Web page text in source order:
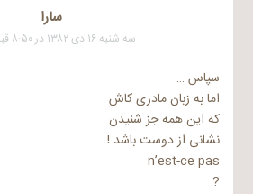
سارا
سه شنبه ۱۶ دی ۱۳۸۲ در ۸:۵۰ قبل از ظهر
سپاس …
اما به زبان مادری کاش
که این همه جز شنیدن
نشانی از دوست باشد !
n’est-ce pas
?